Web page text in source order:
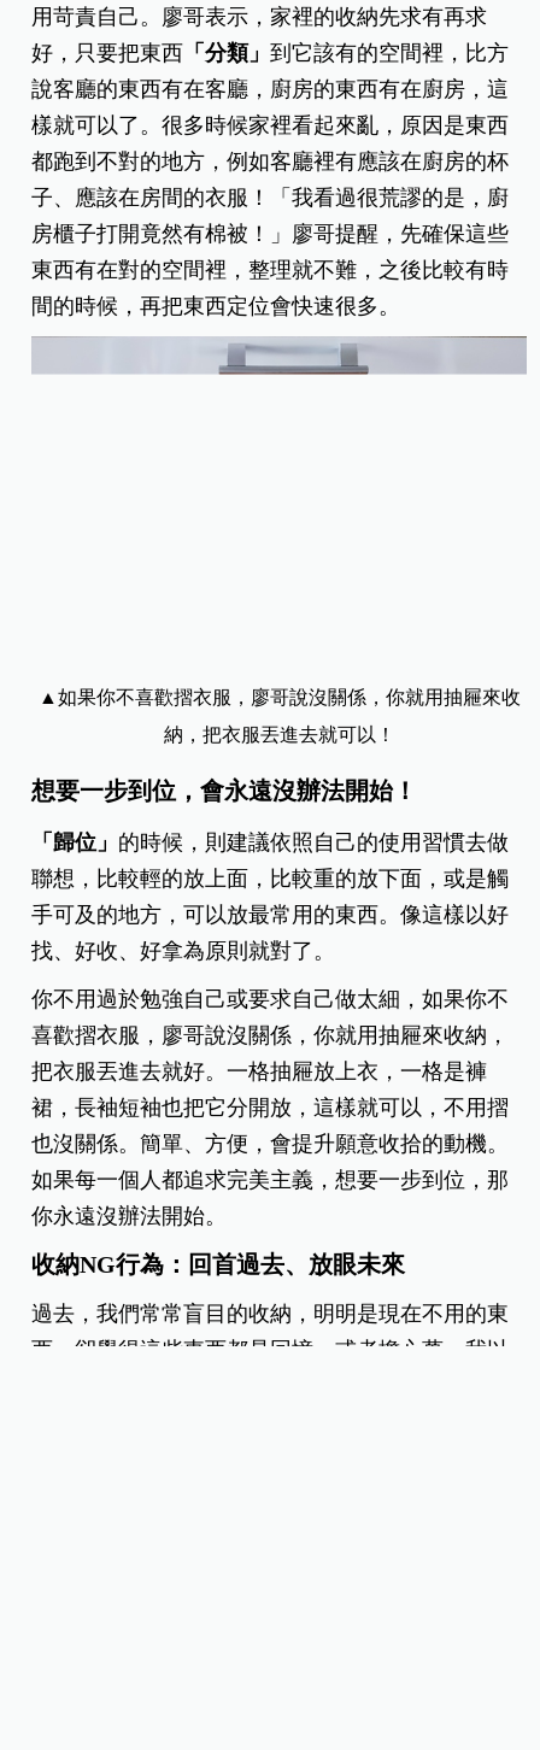
用苛責自己。廖哥表示，家裡的收納先求有再求
好，只要把東西 「分類」到它該有的空間裡，比方
說客廳的東西有在客廳，廚房的東西有在廚房，這
樣就可以了。很多時候家裡看起來亂，原因是東西
都跑到不對的地方，例如客廳裡有應該在廚房的杯
子、應該在房間的衣服！「我看過很荒謬的是，廚
房櫃子打開竟然有棉被！」廖哥提醒，先確保這些
東西有在對的空間裡，整理就不難，之後比較有時
間的時候，再把東西定位會快速很多。
▲如果你不喜歡摺衣服，廖哥說沒關係，你就用抽屜來收
納，把衣服丟進去就可以！
想要一步到位，會永遠沒辦法開始！
「歸位」 的時候，則建議依照自己的使用習慣去做
聯想，比較輕的放上面，比較重的放下面，或是觸
手可及的地方，可以放最常用的東西。像這樣以好
找、好收、好拿為原則就對了。
你不用過於勉強自己或要求自己做太細，如果你不
喜歡摺衣服，廖哥說沒關係，你就用抽屜來收納，
把衣服丟進去就好。一格抽屜放上衣，一格是褲
裙，長袖短袖也把它分開放，這樣就可以，不用摺
也沒關係。簡單、方便，會提升願意收拾的動機。
如果每一個人都追求完美主義，想要一步到位，那
你永遠沒辦法開始。
收納NG行為：回首過去、放眼未來
過去，我們常常盲目的收納，明明是現在不用的東
西，卻覺得這些東西都是回憶，或者擔心萬一我以